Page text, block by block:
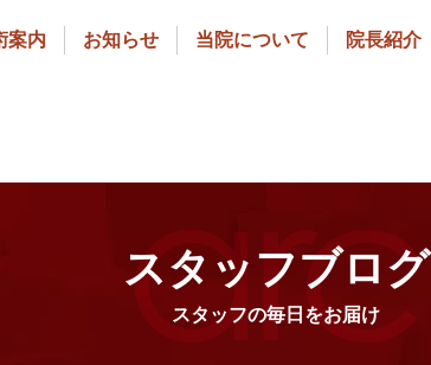
案内 お知らせ 当院について 院長紹介
スタッフブログ
スタッフの毎日をお届け